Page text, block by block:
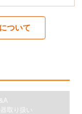
ついて